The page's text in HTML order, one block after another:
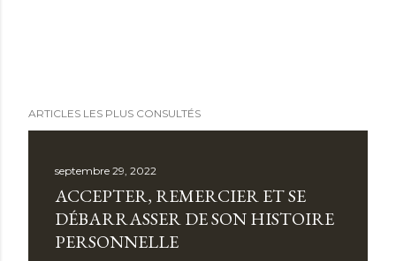
ARTICLES LES PLUS CONSULTÉS
septembre 29, 2022
ACCEPTER, REMERCIER ET SE
DÉBARRASSER DE SON HISTOIRE
PERSONNELLE